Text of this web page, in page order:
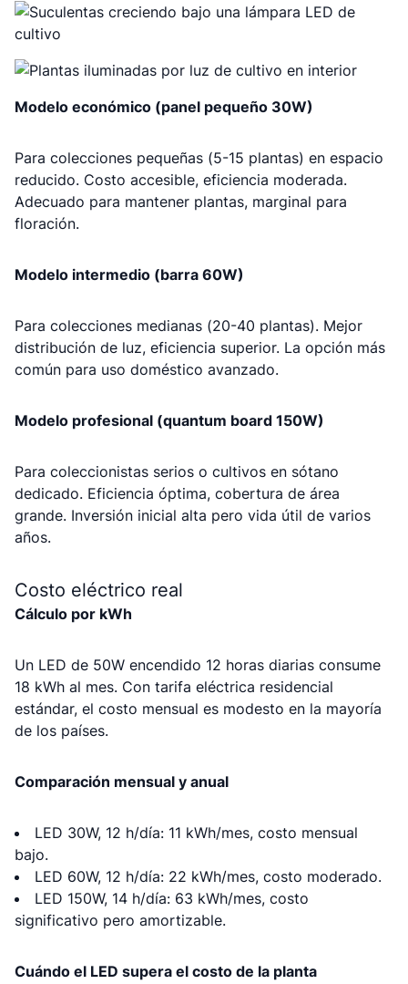
Modelo económico (panel pequeño 30W)
Para colecciones pequeñas (5-15 plantas) en espacio
reducido. Costo accesible, eficiencia moderada.
Adecuado para mantener plantas, marginal para
floración.
Modelo intermedio (barra 60W)
Para colecciones medianas (20-40 plantas). Mejor
distribución de luz, eficiencia superior. La opción más
común para uso doméstico avanzado.
Modelo profesional (quantum board 150W)
Para coleccionistas serios o cultivos en sótano
dedicado. Eficiencia óptima, cobertura de área
grande. Inversión inicial alta pero vida útil de varios
años.
Costo eléctrico real
Cálculo por kWh
Un LED de 50W encendido 12 horas diarias consume
18 kWh al mes. Con tarifa eléctrica residencial
estándar, el costo mensual es modesto en la mayoría
de los países.
Comparación mensual y anual
LED 30W, 12 h/día: 11 kWh/mes, costo mensual
bajo.
LED 60W, 12 h/día: 22 kWh/mes, costo moderado.
LED 150W, 14 h/día: 63 kWh/mes, costo
significativo pero amortizable.
Cuándo el LED supera el costo de la planta